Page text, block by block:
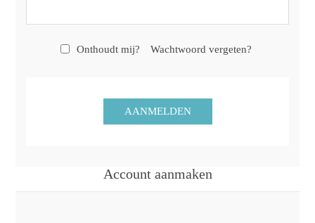
Onthoudt mij? Wachtwoord vergeten?
Account aanmaken